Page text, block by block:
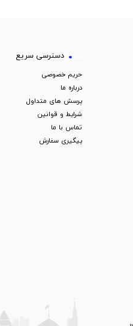
دسترسی سریع
حریم خصوصی
درباره ما
پرسش های متداول
شرایط و قوانین
تماس با ما
پیگیری سفارش